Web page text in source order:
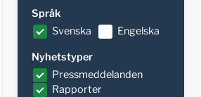
Språk
Svenska
Engelska
Nyhetstyper
Pressmeddelanden
Rapporter